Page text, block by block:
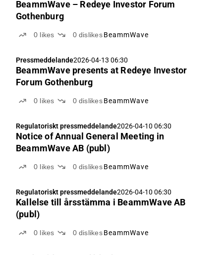
BeammWave – Redeye Investor Forum
Gothenburg
0 likes 0 dislikes BeammWave
Pressmeddelande2026-04-13 06:30
BeammWave presents at Redeye Investor
Forum Gothenburg
0 likes 0 dislikes BeammWave
Regulatoriskt pressmeddelande2026-04-10 06:30
Notice of Annual General Meeting in
BeammWave AB (publ)
0 likes 0 dislikes BeammWave
Regulatoriskt pressmeddelande2026-04-10 06:30
Kallelse till årsstämma i BeammWave AB
(publ)
0 likes 0 dislikes BeammWave